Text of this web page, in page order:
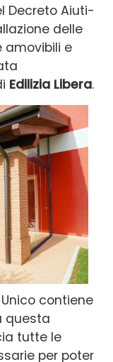
Decreto Aiuti-
delle
amovibili e
Edilizia Libera.
Unico contiene
questa
tutte le
per poter